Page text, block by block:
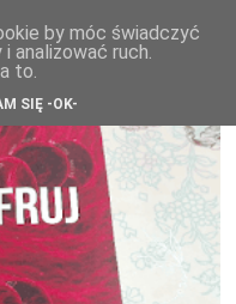
by móc świadczyć
i analizować ruch.
to.
SIĘ -OK-